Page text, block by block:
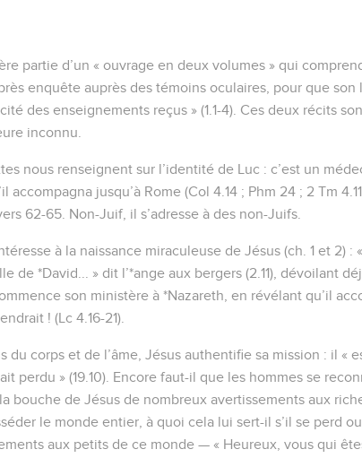
partie d’un « ouvrage en deux volumes » qui
enquête auprès des témoins oculaires, pour que son
des enseignements reçus » (1.1-4). Ces deux récits
inconnu.
nous renseignent sur l’identité de Luc : c’est un
accompagna jusqu’à Rome (Col 4.14 ; Phm 24 ; 2 Tm
62-65. Non-Juif, il s’adresse à des non-Juifs.
à la naissance miraculeuse de Jésus (ch. 1 et 2) :
de *David... » dit l’*ange aux bergers (2.11), dévoilant
son ministère à *Nazareth, en révélant qu’il
! (Lc 4.16-21).
du corps et de l’âme, Jésus authentifie sa mission : il «
perdu » (19.10). Encore faut-il que les hommes se
bouche de Jésus de nombreux avertissements aux
le monde entier, à quoi cela lui sert-il s’il se perd
aux petits de ce monde — « Heureux, vous qui